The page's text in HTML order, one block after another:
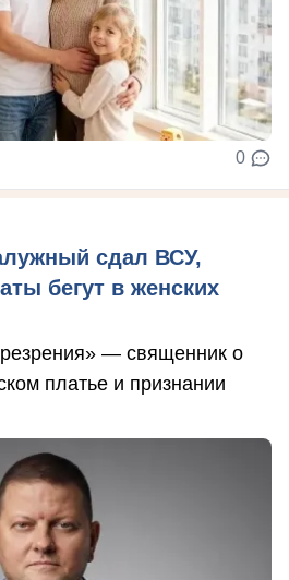
0
сдал ВСУ,
бегут в женских
— священник о
платье и признании